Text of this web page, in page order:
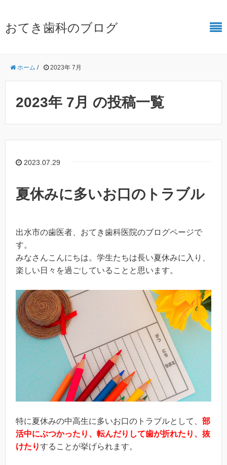
おてき歯科のブログ
ホーム / 2023年 7月
2023年 7月 の投稿一覧
2023.07.29
夏休みに多いお口のトラブル
出水市の歯医者、おてき歯科医院のブログページで
す。
みなさんこんにちは。学生たちは長い夏休みに入り、
楽しい日々を過ごしていることと思います。
特に夏休みの中高生に多いお口のトラブルとして、 部
活中にぶつかったり、転んだりして歯が折れたり、抜
けたりすることが挙げられます。